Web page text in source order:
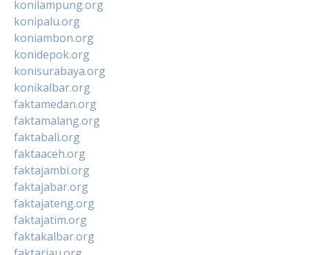
konilampung.org
konipalu.org
koniambon.org
konidepok.org
konisurabaya.org
konikalbar.org
faktamedan.org
faktamalang.org
faktabali.org
faktaaceh.org
faktajambi.org
faktajabar.org
faktajateng.org
faktajatim.org
faktakalbar.org